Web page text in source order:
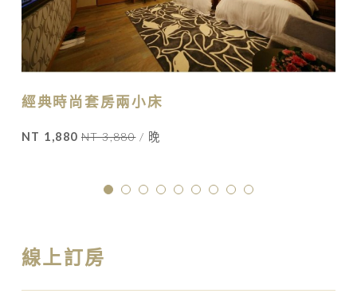
經典時尚套房兩小床
NT 1,880 NT 3,880 / 晚
線上訂房